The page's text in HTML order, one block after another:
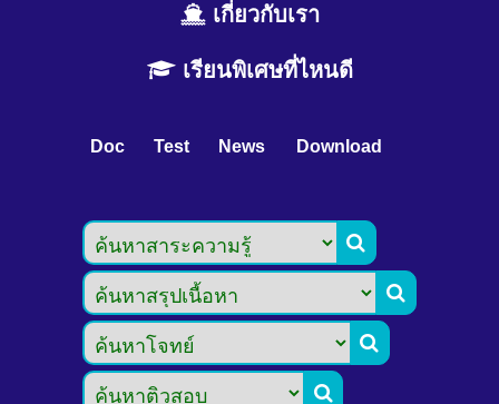
เกี่ยวกับเรา
เรียนพิเศษที่ไหนดี
Doc Test News Download



